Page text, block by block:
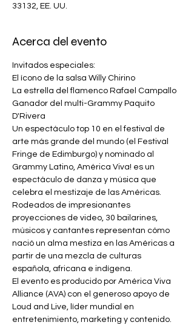
33132, EE. UU.
Acerca del evento
Invitados especiales:
El ícono de la salsa Willy Chirino
La estrella del flamenco Rafael Campallo
Ganador del multi-Grammy Paquito
D'Rivera
Un espectáculo top 10 en el festival de
arte más grande del mundo (el Festival
Fringe de Edimburgo) y nominado al
Grammy Latino, América Viva! es un
espectáculo de danza y música que
celebra el mestizaje de las Américas.
Rodeados de impresionantes
proyecciones de video, 30 bailarines,
músicos y cantantes representan cómo
nació un alma mestiza en las Américas a
partir de una mezcla de culturas
española, africana e indígena.
El evento es producido por América Viva
Alliance (AVA) con el generoso apoyo de
Loud and Live, líder mundial en
entretenimiento, marketing y contenido.